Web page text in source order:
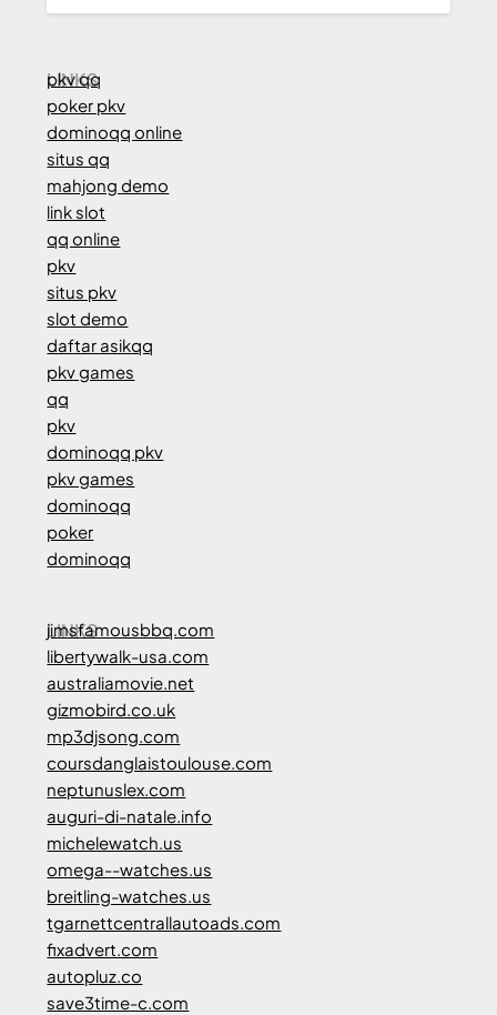
LINKS
pkv qq
poker pkv
dominoqq online
situs qq
mahjong demo
link slot
qq online
pkv
situs pkv
slot demo
daftar asikqq
pkv games
qq
pkv
dominoqq pkv
pkv games
dominoqq
poker
dominoqq
LINKS
jimsfamousbbq.com
libertywalk-usa.com
australiamovie.net
gizmobird.co.uk
mp3djsong.com
coursdanglaistoulouse.com
neptunuslex.com
auguri-di-natale.info
michelewatch.us
omega--watches.us
breitling-watches.us
tgarnettcentrallautoads.com
fixadvert.com
autopluz.co
save3time-c.com